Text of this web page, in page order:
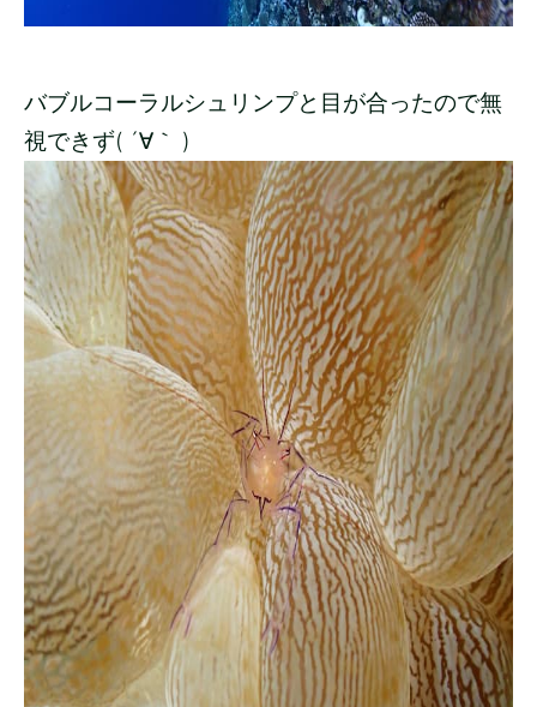
バブルコーラルシュリンプと目が合ったので無
視できず( ´∀｀ )